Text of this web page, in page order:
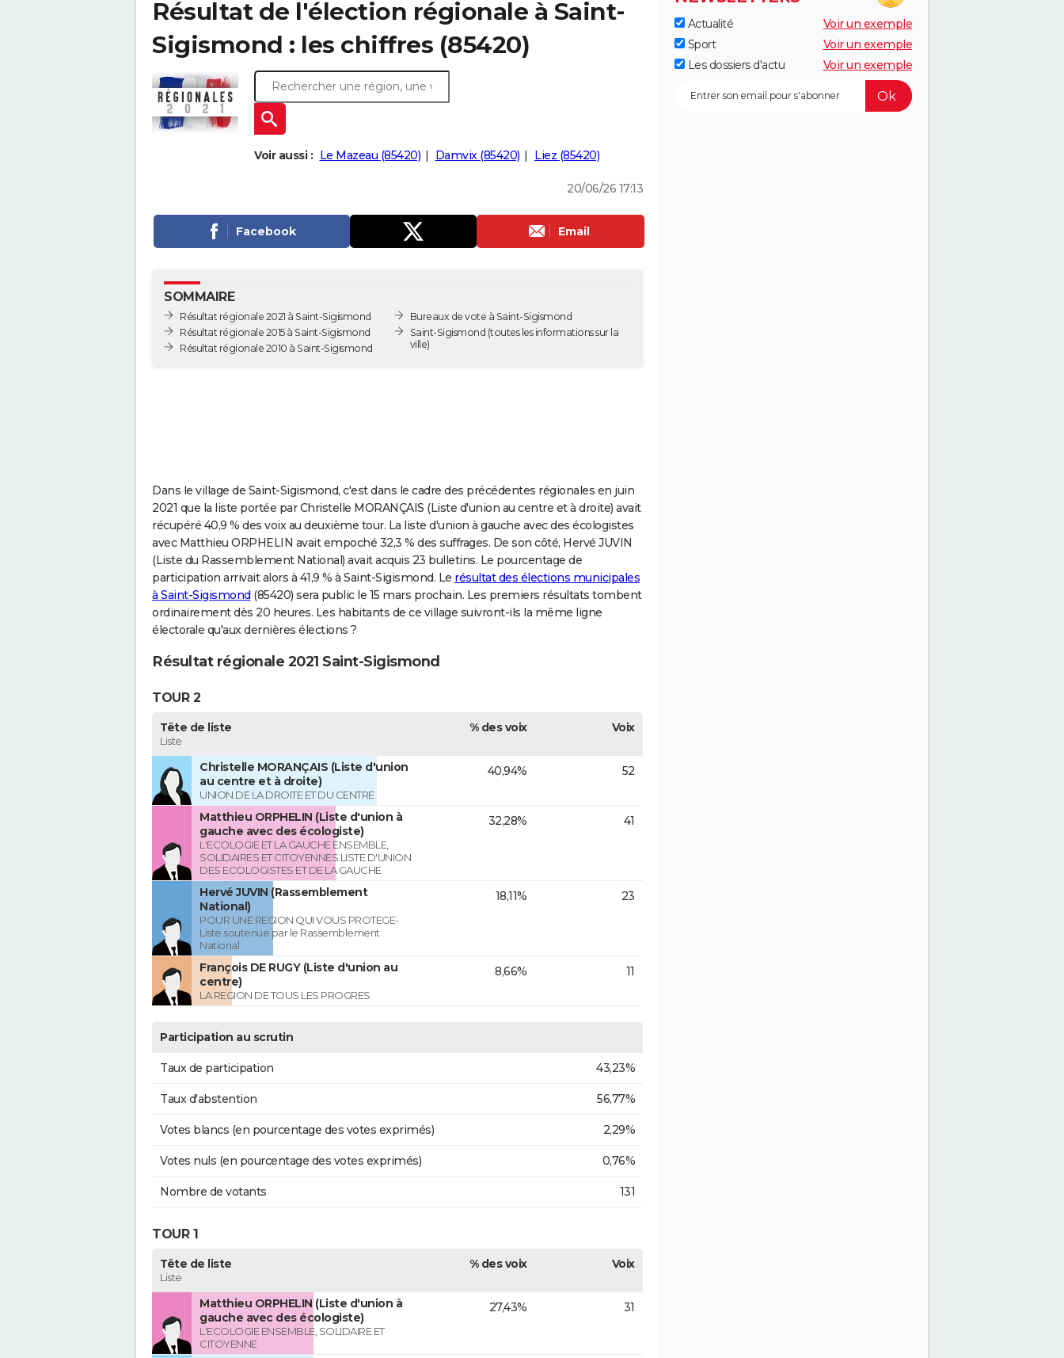
Résultat de l'élection régionale à Saint-
Sigismond : les chiffres (85420)
Voir aussi : Le Mazeau (85420) Damvix (85420) Liez (85420)
20/06/26 17:13
Facebook Email
SOMMAIRE
Résultat régionale 2021 à Saint-Sigismond
Résultat régionale 2015 à Saint-Sigismond
Résultat régionale 2010 à Saint-Sigismond
Bureaux de vote à Saint-Sigismond
Saint-Sigismond (toutes les informations sur la
ville)
Dans le village de Saint-Sigismond, c'est dans le cadre des précédentes régionales en juin
2021 que la liste portée par Christelle MORANÇAIS (Liste d'union au centre et à droite) avait
récupéré 40,9 % des voix au deuxième tour. La liste d'union à gauche avec des écologistes
avec Matthieu ORPHELIN avait empoché 32,3 % des suffrages. De son côté, Hervé JUVIN
(Liste du Rassemblement National) avait acquis 23 bulletins. Le pourcentage de
participation arrivait alors à 41,9 % à Saint-Sigismond. Le résultat des élections municipales
à Saint-Sigismond (85420) sera public le 15 mars prochain. Les premiers résultats tombent
ordinairement dès 20 heures. Les habitants de ce village suivront-ils la même ligne
électorale qu'aux dernières élections ?
Résultat régionale 2021 Saint-Sigismond
TOUR 2
Tête de liste
Liste
% des voix Voix
Christelle MORANÇAIS (Liste d'union
au centre et à droite)
UNION DE LA DROITE ET DU CENTRE
40,94% 52
Matthieu ORPHELIN (Liste d'union à
gauche avec des écologiste)
L'ECOLOGIE ET LA GAUCHE ENSEMBLE,
SOLIDAIRES ET CITOYENNES.LISTE D'UNION
DES ECOLOGISTES ET DE LA GAUCHE
32,28% 41
Hervé JUVIN (Rassemblement
National)
POUR UNE REGION QUI VOUS PROTEGE-
Liste soutenue par le Rassemblement
National
18,11% 23
François DE RUGY (Liste d'union au
centre)
LA REGION DE TOUS LES PROGRES
8,66% 11
Participation au scrutin
Taux de participation 43,23%
Taux d'abstention 56,77%
Votes blancs (en pourcentage des votes exprimés) 2,29%
Votes nuls (en pourcentage des votes exprimés) 0,76%
Nombre de votants 131
TOUR 1
Tête de liste
Liste
% des voix Voix
Matthieu ORPHELIN (Liste d'union à
gauche avec des écologiste)
L'ECOLOGIE ENSEMBLE, SOLIDAIRE ET
CITOYENNE
27,43% 31
Actualité
Voir un exemple
Sport
Voir un exemple
Les dossiers d'actu
Voir un exemple